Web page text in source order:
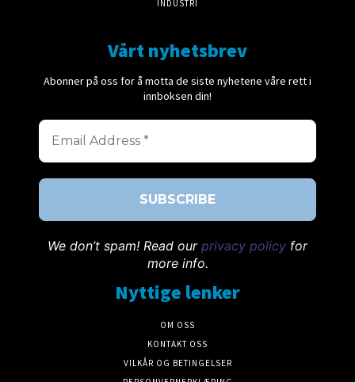
INDUSTRI
Vårt nyhetsbrev
Abonner på oss for å motta de siste nyhetene våre rett i
innboksen din!
We don’t spam! Read our privacy policy for
more info.
Nyttige lenker
OM OSS
KONTAKT OSS
VILKÅR OG BETINGELSER